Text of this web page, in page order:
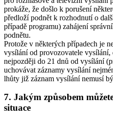
prokáže, že došlo k porušení
předloží podnět k rozhodnutí o
případě programu) zahájení
podnětu.
Protože v některých případech je
vysílání od provozovatele
nejpozději do 21 dnů od vysílání
uchovávat záznamy vysílání
lhůty již záznam vysílání nemusí
7. Jakým způsobem
situace